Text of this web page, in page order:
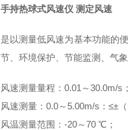
手持热球式风速仪 测定风速
是以测量低风速为基本功能的
节、环境保护、节能监测、气
风速测量量程：0.01～30.0m/s；
风速测量： 0.0～5.00m/s：≤±
风温测量范围：-20～70 ℃